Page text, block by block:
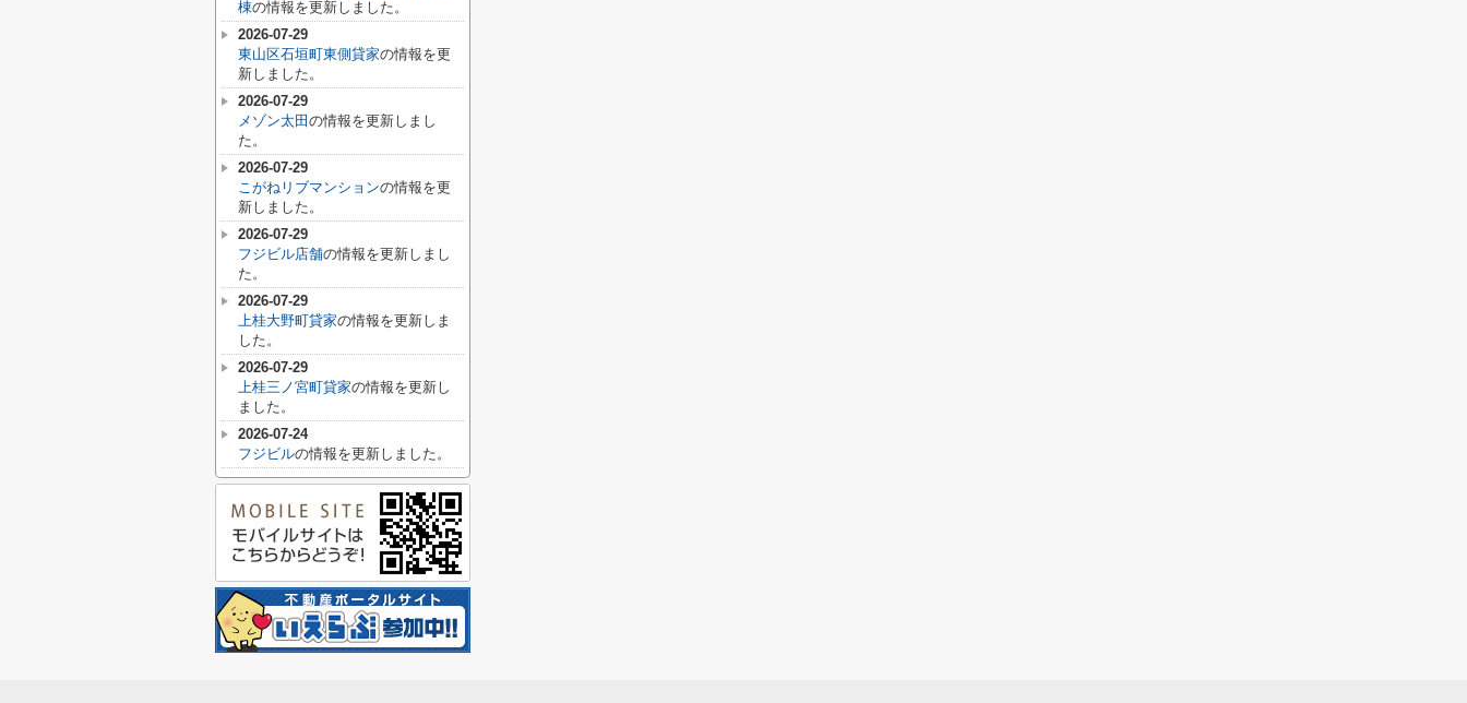
棟の情報を更新しました。
2026-07-29
東山区石垣町東側貸家の情報を更
新しました。
2026-07-29
メゾン太田 の情報を更新しまし
た。
2026-07-29
こがねリブマンションの情報を更
新しました。
2026-07-29
フジビル店舗の情報を更新しまし
た。
2026-07-29
上桂大野町貸家の情報を更新しま
した。
2026-07-29
上桂三ノ宮町貸家の情報を更新し
ました。
2026-07-24
フジビルの情報を更新しました。